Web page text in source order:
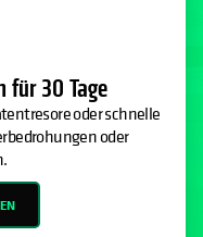
für 30 Tage
oder schnelle
oder